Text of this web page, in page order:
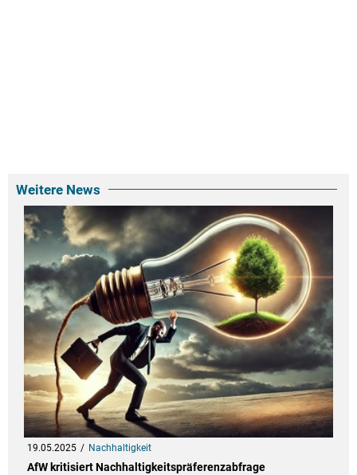
Weitere News
19.05.2025 Nachhaltigkeit
AfW kritisiert Nachhaltigkeitspräferenzabfrage